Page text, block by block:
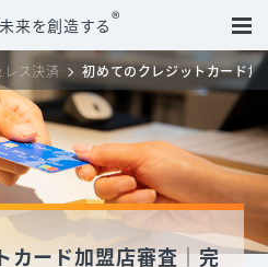
来を創造する®
レス決済 初めてのクレジットカード
カード加盟店審査｜完